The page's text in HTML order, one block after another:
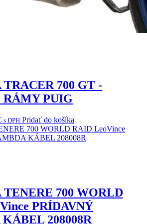
700 GT -
RÁMY PUIG
Aktuálna
cena
je:
s DPH Pridať do košíka
700 WORLD
PRÍDAVNÝ
208008R